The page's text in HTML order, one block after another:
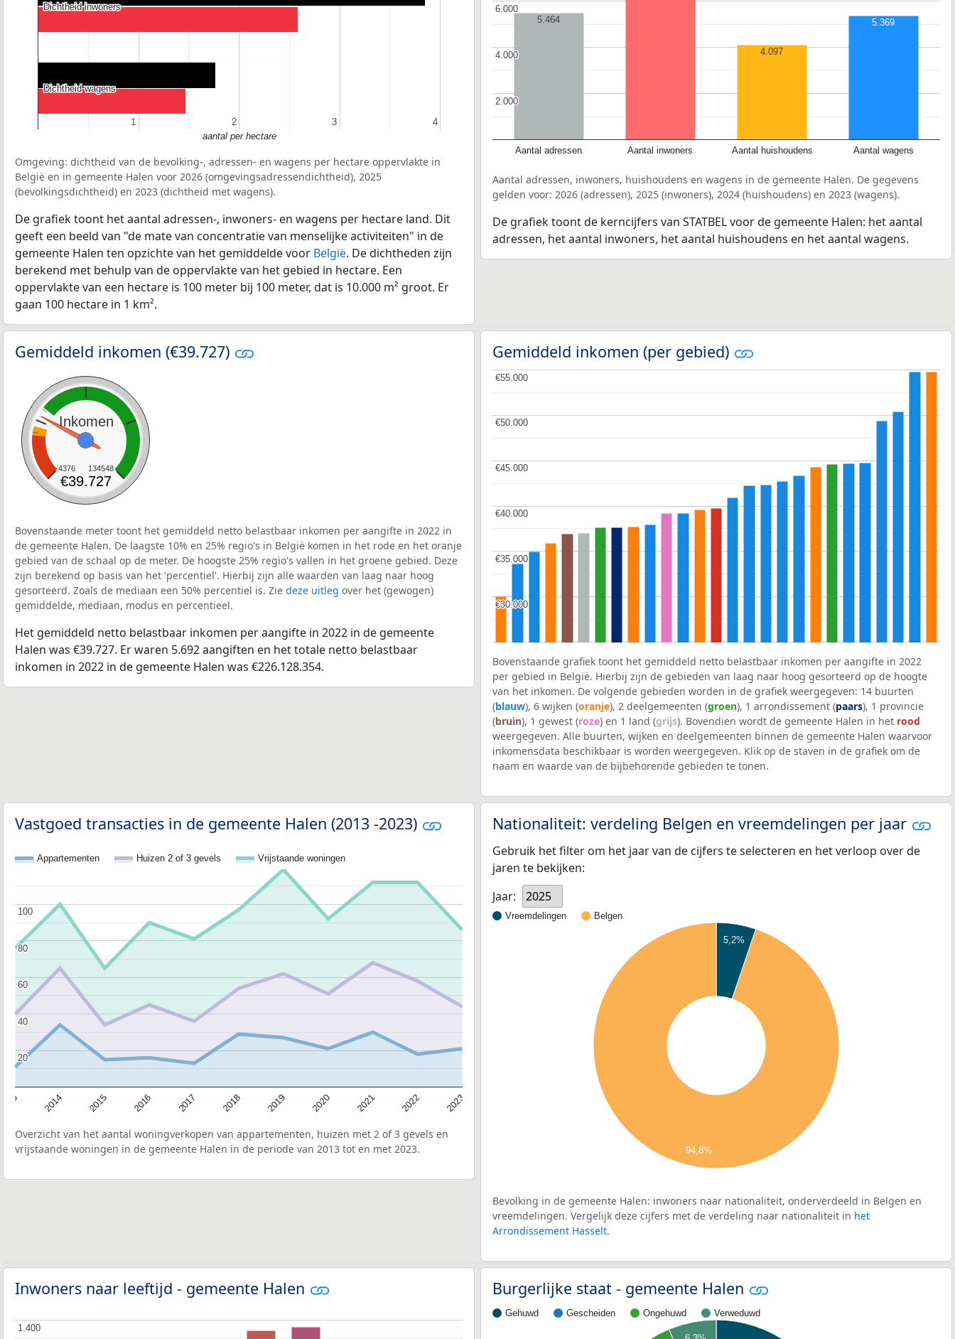
11 2
2 3
3 4
4
Dichtheid inwoners
Dichtheid inwoners
Dichtheid wagens
Dichtheid wagens
aantal per hectare
Omgeving: dichtheid van de bevolking-, adressen- en wagens per hectare oppervlakte in
België en in gemeente Halen voor 2026 (omgevingsadressendichtheid), 2025
(bevolkingsdichtheid) en 2023 (dichtheid met wagens).
De grafiek toont het aantal adressen-, inwoners- en wagens per hectare land. Dit
geeft een beeld van "de mate van concentratie van menselijke activiteiten" in de
gemeente Halen ten opzichte van het gemiddelde voor België. De dichtheden zijn
berekend met behulp van de oppervlakte van het gebied in hectare. Een
oppervlakte van een hectare is 100 meter bij 100 meter, dat is 10.000 m² groot. Er
gaan 100 hectare in 1 km².
Aantal adressen Aantal inwoners Aantal huishoudens Aantal wagens
2.000
2.000
4.000
4.000
6.000
6.000
5.464
4.097
5.369
Aantal adressen, inwoners, huishoudens en wagens in de gemeente Halen. De gegevens
gelden voor: 2026 (adressen), 2025 (inwoners), 2024 (huishoudens) en 2023 (wagens).
De grafiek toont de kerncijfers van STATBEL voor de gemeente Halen: het aantal
adressen, het aantal inwoners, het aantal huishoudens en het aantal wagens.
Gemiddeld inkomen (€39.727)
Inkomen
4376 134548
€39.727
Bovenstaande meter toont het gemiddeld netto belastbaar inkomen per aangifte in 2022 in
de gemeente Halen. De laagste 10% en 25% regio's in België komen in het rode en het oranje
gebied van de schaal op de meter. De hoogste 25% regio's vallen in het groene gebied. Deze
zijn berekend op basis van het 'percentiel'. Hierbij zijn alle waarden van laag naar hoog
gesorteerd. Zoals de mediaan een 50% percentiel is. Zie deze uitleg over het (gewogen)
gemiddelde, mediaan, modus en percentieel.
Het gemiddeld netto belastbaar inkomen per aangifte in 2022 in de gemeente
Halen was €39.727. Er waren 5.692 aangiften en het totale netto belastbaar
inkomen in 2022 in de gemeente Halen was €226.128.354.
Gemiddeld inkomen (per gebied)
€30.000
€30.000
€35.000
€35.000
€40.000
€40.000
€45.000
€45.000
€50.000
€50.000
€55.000
€55.000
Bovenstaande grafiek toont het gemiddeld netto belastbaar inkomen per aangifte in 2022
per gebied in België. Hierbij zijn de gebieden van laag naar hoog gesorteerd op de hoogte
van het inkomen. De volgende gebieden worden in de grafiek weergegeven: 14 buurten
(blauw), 6 wijken (oranje), 2 deelgemeenten (groen), 1 arrondissement (paars), 1 provincie
(bruin), 1 gewest (roze) en 1 land (grijs). Bovendien wordt de gemeente Halen in het rood
weergegeven. Alle buurten, wijken en deelgemeenten binnen de gemeente Halen waarvoor
inkomensdata beschikbaar is worden weergegeven. Klik op de staven in de grafiek om de
naam en waarde van de bijbehorende gebieden te tonen.
Vastgoed transacties in de gemeente Halen (2013 -2023)
Appartementen Huizen 2 of 3 gevels Vrijstaande woningen
2014 2015 2016 2017 2018 2019 2020 2021 2022 2023
20
20
40
40
60
60
80
80
100
100
Overzicht van het aantal woningverkopen van appartementen, huizen met 2 of 3 gevels en
vrijstaande woningen in de gemeente Halen in de periode van 2013 tot en met 2023.
Nationaliteit: verdeling Belgen en vreemdelingen per jaar
Gebruik het filter om het jaar van de cijfers te selecteren en het verloop over de
jaren te bekijken:
Jaar:
2025
Vreemdelingen Belgen
5,2%
94,8%
Bevolking in de gemeente Halen: inwoners naar nationaliteit, onderverdeeld in Belgen en
vreemdelingen. Vergelijk deze cijfers met de verdeling naar nationaliteit in het
Arrondissement Hasselt.
Inwoners naar leeftijd - gemeente Halen
1.400
1.400
Burgerlijke staat - gemeente Halen
Gehuwd Gescheiden Ongehuwd Verweduwd